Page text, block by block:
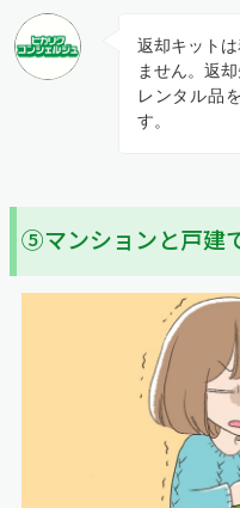
返却キット
ません。返
レンタル品
す。
⑤マンションと戸建